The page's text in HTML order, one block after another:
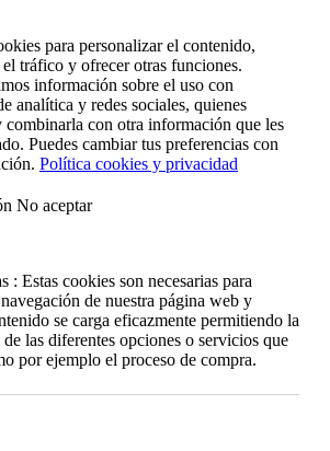
para personalizar el contenido,
tráfico y ofrecer otras funciones.
información sobre el uso con
analítica y redes sociales, quienes
con otra información que les
Puedes cambiar tus preferencias con
Política cookies y privacidad
No aceptar
: Estas cookies son necesarias para
de nuestra página web y
se carga eficazmente permitiendo la
las diferentes opciones o servicios que
por ejemplo el proceso de compra.